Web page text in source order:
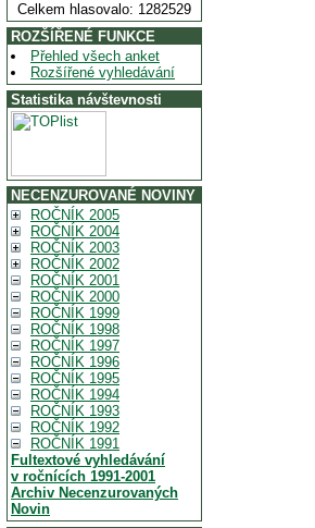
Celkem hlasovalo: 1282529
ROZŠÍŘENÉ FUNKCE
Přehled všech anket
Rozšířené vyhledávání
Statistika návštevnosti
NECENZUROVANÉ NOVINY
ROČNÍK 2005
ROČNÍK 2004
ROČNÍK 2003
ROČNÍK 2002
ROČNÍK 2001
ROČNÍK 2000
ROČNÍK 1999
ROČNÍK 1998
ROČNÍK 1997
ROČNÍK 1996
ROČNÍK 1995
ROČNÍK 1994
ROČNÍK 1993
ROČNÍK 1992
ROČNÍK 1991
Fultextové vyhledávání
v ročnících 1991-2001
Archiv Necenzurovaných
Novin